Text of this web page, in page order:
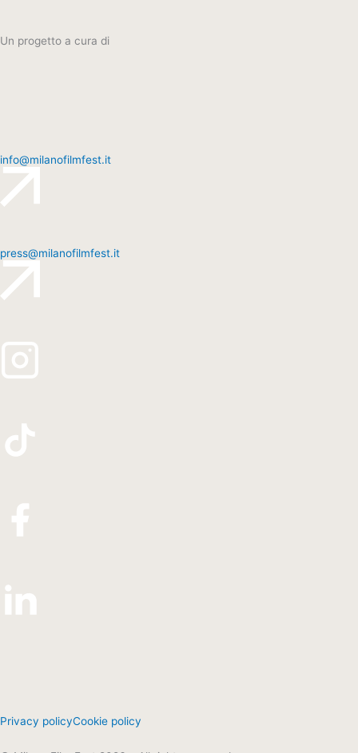
Un progetto a cura di
info@milanofilmfest.it
press@milanofilmfest.it
Privacy policyCookie policy